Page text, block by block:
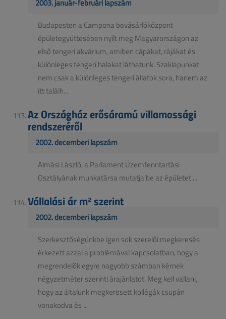
2003. január-februári lapszám
Budapesten a Campona bevásárlóközpont
épületegyüttesében nyílt meg Magyarországon az
első tengeri akvárium, amiben cápákat, rájákat és
különleges tengeri halakat láthatunk. Szaklapunkat
nem csak a különleges tengeri állatok sora, hanem az
itt találh...
Az Országház erősáramú villamossági
rendszeréről
2002. decemberi lapszám
Almási László, a Parlament Üzemfenntartási
Osztályának munkatársa mutatja be az épületet....
Vállalási ár m² szerint
2002. decemberi lapszám
Szerkesztőségünkbe igen sok szerelői megkeresés
érkezett azzal a problémával kapcsolatban, hogy a
megrendelők egyre nagyobb számban kérnek
négyzetméter szerinti árajánlatot. Meg kell vallani,
hogy az általunk megkeresett kollégák csupán
vonakodva és ...